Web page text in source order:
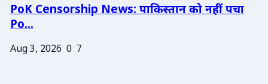
PoK Censorship News: पाकिस्तान को नहीं पचा
Po...
Aug 3, 2026 0 7